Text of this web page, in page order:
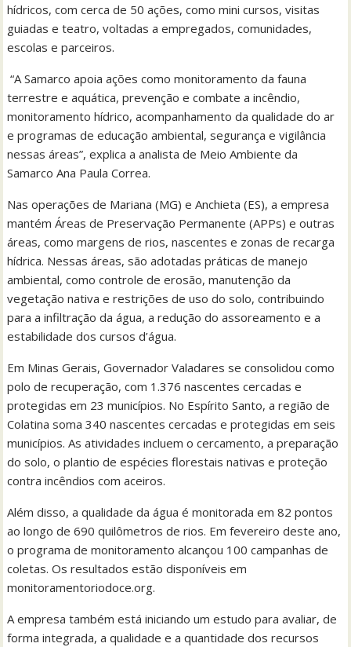
hídricos, com cerca de 50 ações, como mini cursos, visitas
guiadas e teatro, voltadas a empregados, comunidades,
escolas e parceiros.
“A Samarco apoia ações como monitoramento da fauna
terrestre e aquática, prevenção e combate a incêndio,
monitoramento hídrico, acompanhamento da qualidade do ar
e programas de educação ambiental, segurança e vigilância
nessas áreas”, explica a analista de Meio Ambiente da
Samarco Ana Paula Correa.
Nas operações de Mariana (MG) e Anchieta (ES), a empresa
mantém Áreas de Preservação Permanente (APPs) e outras
áreas, como margens de rios, nascentes e zonas de recarga
hídrica. Nessas áreas, são adotadas práticas de manejo
ambiental, como controle de erosão, manutenção da
vegetação nativa e restrições de uso do solo, contribuindo
para a infiltração da água, a redução do assoreamento e a
estabilidade dos cursos d’água.
Em Minas Gerais, Governador Valadares se consolidou como
polo de recuperação, com 1.376 nascentes cercadas e
protegidas em 23 municípios. No Espírito Santo, a região de
Colatina soma 340 nascentes cercadas e protegidas em seis
municípios. As atividades incluem o cercamento, a preparação
do solo, o plantio de espécies florestais nativas e proteção
contra incêndios com aceiros.
Além disso, a qualidade da água é monitorada em 82 pontos
ao longo de 690 quilômetros de rios. Em fevereiro deste ano,
o programa de monitoramento alcançou 100 campanhas de
coletas. Os resultados estão disponíveis em
monitoramentoriodoce.org.
A empresa também está iniciando um estudo para avaliar, de
forma integrada, a qualidade e a quantidade dos recursos